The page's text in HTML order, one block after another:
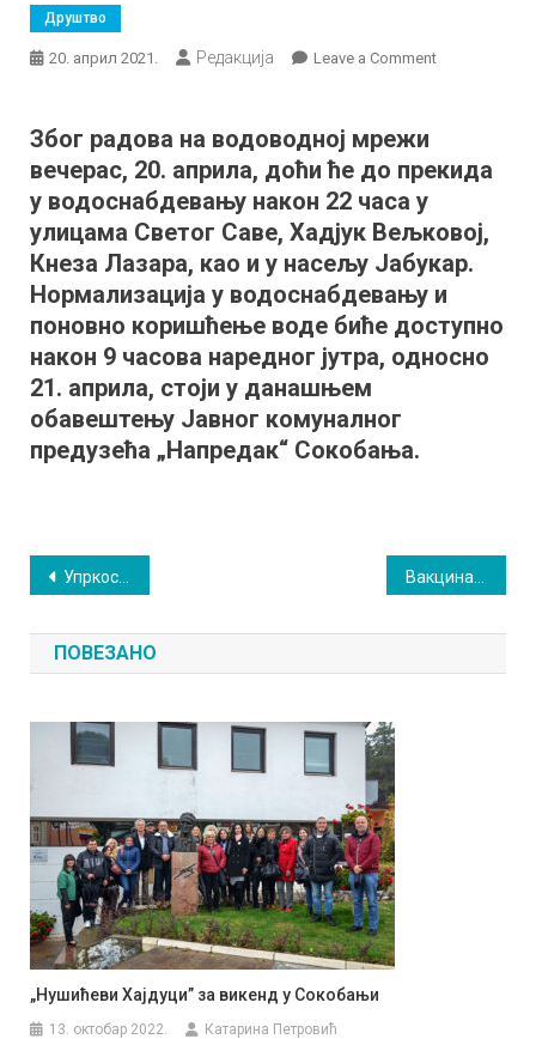
Друштво
20. април 2021. Редакција Leave a Commenton
сатимa
током
део
Сокобање
без
воде
Због радова на водоводној мрежи
вечерас, 20. априла, доћи ће до прекида
у водоснабдевању након 22 часа у
улицама Светог Саве, Хадјук Вељковој,
Кнеза Лазара, као и у насељу Јабукар.
Нормализација у водоснабдевању и
поновно коришћење воде биће доступно
након 9 часова наредног јутра, односно
21. априла, стоји у данашњем
обавештењу Јавног комуналног
предузећа „Напредак“ Сокобања.
Кретање
чланка
Упркос лошем времену 150 планинара учествовало у акцији
ПОВЕЗАНО
„Нушићеви Хајдуци” за викенд у Сокобањи
13. октобар 2022. Катарина Петровић